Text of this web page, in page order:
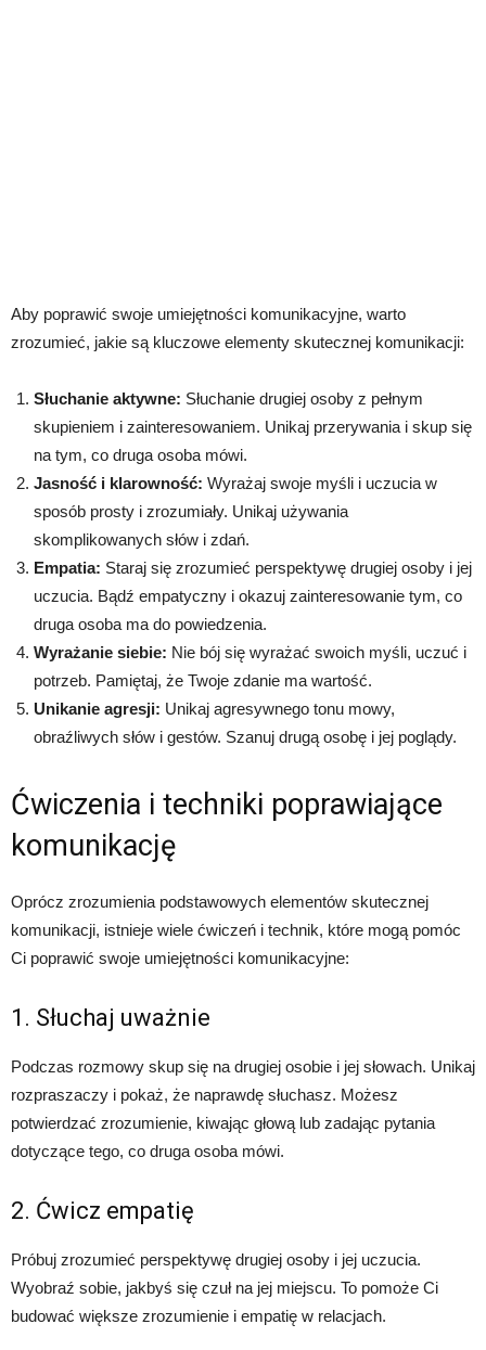
Aby poprawić swoje umiejętności komunikacyjne, warto
zrozumieć, jakie są kluczowe elementy skutecznej komunikacji:
Słuchanie aktywne: Słuchanie drugiej osoby z pełnym
skupieniem i zainteresowaniem. Unikaj przerywania i skup się
na tym, co druga osoba mówi.
Jasność i klarowność: Wyrażaj swoje myśli i uczucia w
sposób prosty i zrozumiały. Unikaj używania
skomplikowanych słów i zdań.
Empatia: Staraj się zrozumieć perspektywę drugiej osoby i jej
uczucia. Bądź empatyczny i okazuj zainteresowanie tym, co
druga osoba ma do powiedzenia.
Wyrażanie siebie: Nie bój się wyrażać swoich myśli, uczuć i
potrzeb. Pamiętaj, że Twoje zdanie ma wartość.
Unikanie agresji: Unikaj agresywnego tonu mowy,
obraźliwych słów i gestów. Szanuj drugą osobę i jej poglądy.
Ćwiczenia i techniki poprawiające
komunikację
Oprócz zrozumienia podstawowych elementów skutecznej
komunikacji, istnieje wiele ćwiczeń i technik, które mogą pomóc
Ci poprawić swoje umiejętności komunikacyjne:
1. Słuchaj uważnie
Podczas rozmowy skup się na drugiej osobie i jej słowach. Unikaj
rozpraszaczy i pokaż, że naprawdę słuchasz. Możesz
potwierdzać zrozumienie, kiwając głową lub zadając pytania
dotyczące tego, co druga osoba mówi.
2. Ćwicz empatię
Próbuj zrozumieć perspektywę drugiej osoby i jej uczucia.
Wyobraź sobie, jakbyś się czuł na jej miejscu. To pomoże Ci
budować większe zrozumienie i empatię w relacjach.